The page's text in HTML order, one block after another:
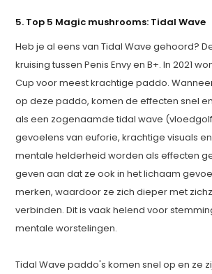
5. Top 5 Magic mushrooms: Tidal Wave
Heb je al eens van Tidal Wave gehoord?
kruising tussen Penis Envy en B+. In 2021
Cup voor meest krachtige paddo.
op deze paddo, komen de effecten snel
als een zogenaamde tidal wave
gevoelens van euforie, krachtige visuals
mentale helderheid worden als effecten
geven aan dat ze ook in het lichaam
merken, waardoor ze zich dieper met
verbinden. Dit is vaak helend voor
mentale worstelingen.
Tidal Wave paddo's komen snel op en ze